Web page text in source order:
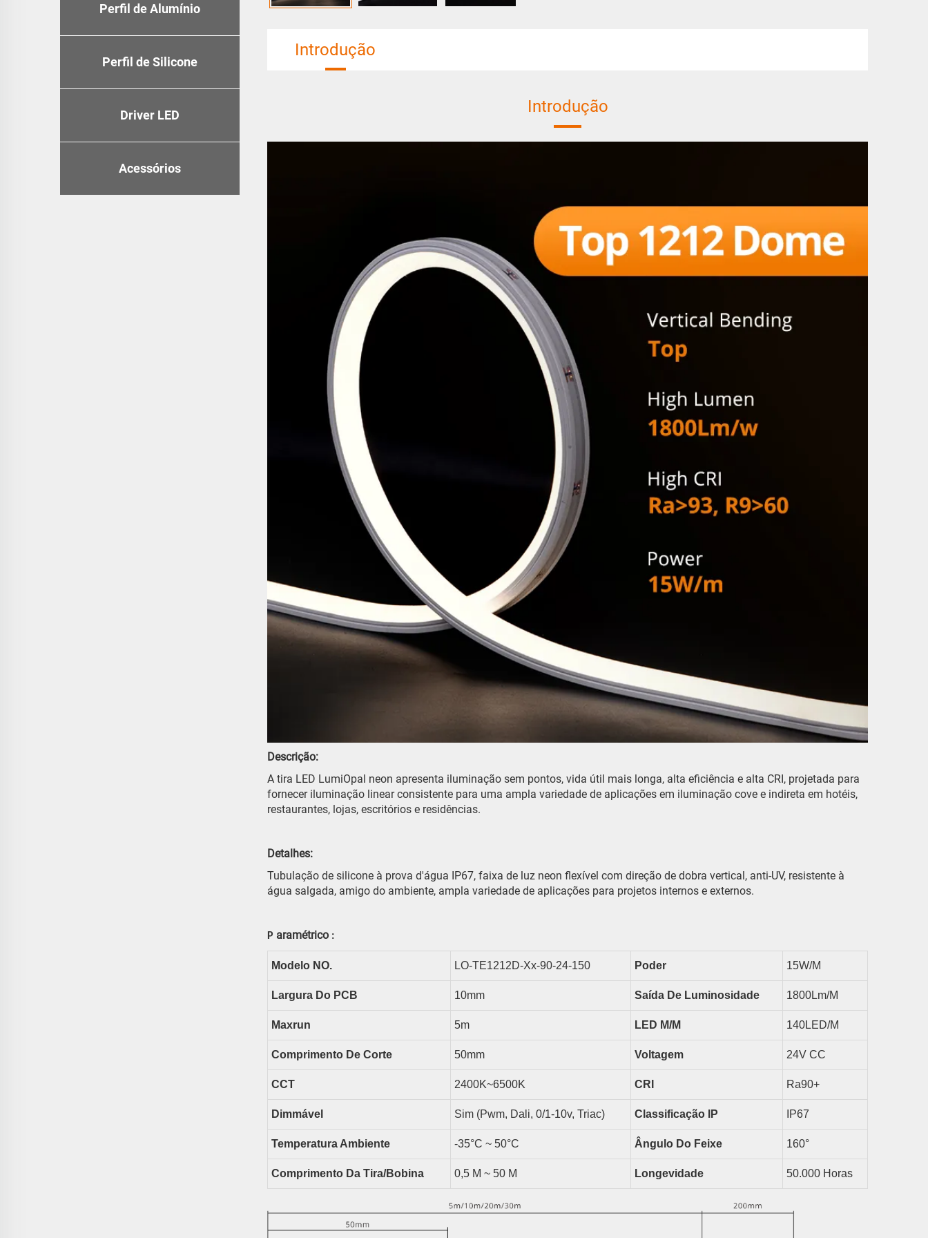
Perfil de Alumínio
Perfil de Silicone
Driver LED
Acessórios
Introdução
Introdução
Descrição:
A tira LED LumiOpal neon apresenta iluminação sem pontos, vida útil mais longa, alta eficiência e alta CRI, projetada para
fornecer iluminação linear consistente para uma ampla variedade de aplicações em iluminação cove e indireta em hotéis,
restaurantes, lojas, escritórios e residências.
Detalhes:
Tubulação de silicone à prova d'água IP67, faixa de luz neon flexível com direção de dobra vertical, anti-UV, resistente à
água salgada, amigo do ambiente, ampla variedade de aplicações para projetos internos e externos.
P aramétrico :
Modelo NO. LO-TE1212D-Xx-90-24-150 Poder 15W/m
Largura Do PCB 10Mm Saída De Luminosidade 1800Lm/m
Maxrun 5m LED M/m 140LED/m
Comprimento De Corte 50Mm Voltagem 24V CC
CCT 2400K~6500K CRI Ra90+
Dimmável Sim (pwm, Dali, 0/1-10v, Triac) Classificação IP IP67
Temperatura Ambiente -35°C ~ 50°C Ângulo Do Feixe 160°
Comprimento Da Tira/bobina 0,5 M ~ 50 M Longevidade 50.000 Horas